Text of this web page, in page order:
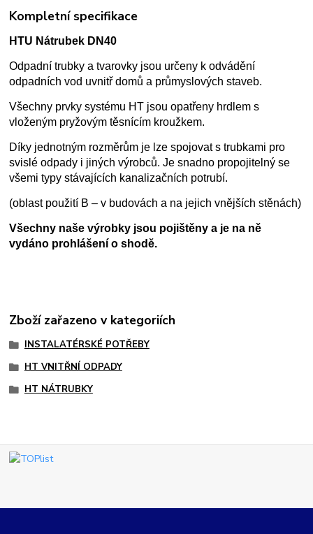
Kompletní specifikace
HTU Nátrubek DN40
Odpadní trubky a tvarovky jsou určeny k odvádění
odpadních vod uvnitř domů a průmyslových staveb.
Všechny prvky systému HT jsou opatřeny hrdlem s
vloženým pryžovým těsnícím kroužkem.
Díky jednotným rozměrům je lze spojovat s trubkami pro
svislé odpady i jiných výrobců. Je snadno propojitelný se
všemi typy stávajících kanalizačních potrubí.
(oblast použití B – v budovách a na jejich vnějších stěnách)
Všechny naše výrobky jsou pojištěny a je na ně
vydáno prohlášení o shodě.
Zboží zařazeno v kategoriích
INSTALATÉRSKÉ POTŘEBY
HT VNITŘNÍ ODPADY
HT NÁTRUBKY